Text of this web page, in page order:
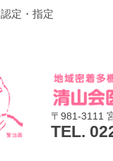
認定・指定
〒981-3111
TEL.